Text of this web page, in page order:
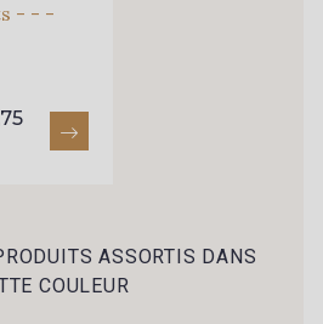
- - -
ASSORTIS DANS
COULEUR